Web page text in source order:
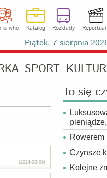
is who Katalog Rozkłady
Piątek, 7 sierpnia
SPORT
(2024-08-09)
To się
Rowerem
Czynsze
Kolejne